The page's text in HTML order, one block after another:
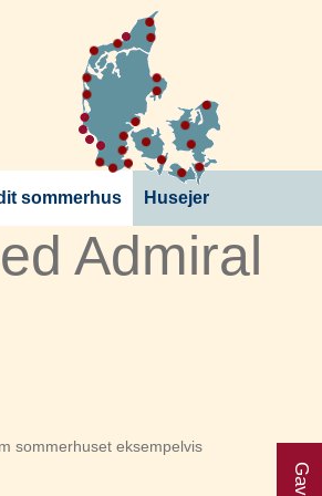
Husejer
sommerhus
Admiral
sommerhuset eksempelvis